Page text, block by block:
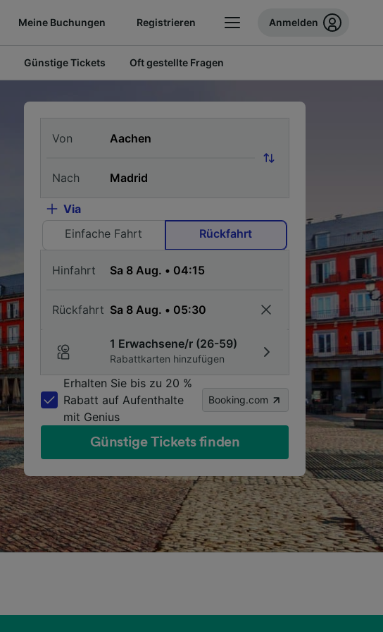
Meine Buchungen Registrieren Anmelden
Günstige Tickets Oft gestellte Fragen
Von
Nach
Via
Einfache Fahrt
Rückfahrt
Hinfahrt
Rückfahrt
1 Erwachsene/r (26-59)
Rabattkarten hinzufügen
Erhalten Sie bis zu 20 %
Rabatt auf Aufenthalte
mit Genius
Booking.com
Günstige Tickets finden